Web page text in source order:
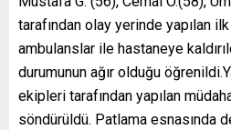
tarafından olay yerinde yapılan
ambulanslar ile hastaneye
durumunun ağır olduğu
ekipleri tarafından yapılan
söndürüldü. Patlama esnasında